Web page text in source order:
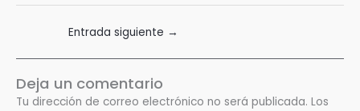
Entrada siguiente →
Deja un comentario
Tu dirección de correo electrónico no será publicada. Los